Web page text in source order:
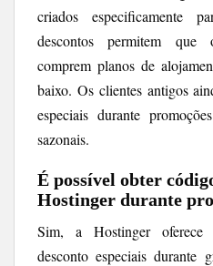
criados especificamente
descontos permitem que
comprem planos de
baixo. Os clientes antigos
especiais durante
sazonais.
É possível obter
Hostinger durante
Sim, a Hostinger oferece
desconto especiais durante